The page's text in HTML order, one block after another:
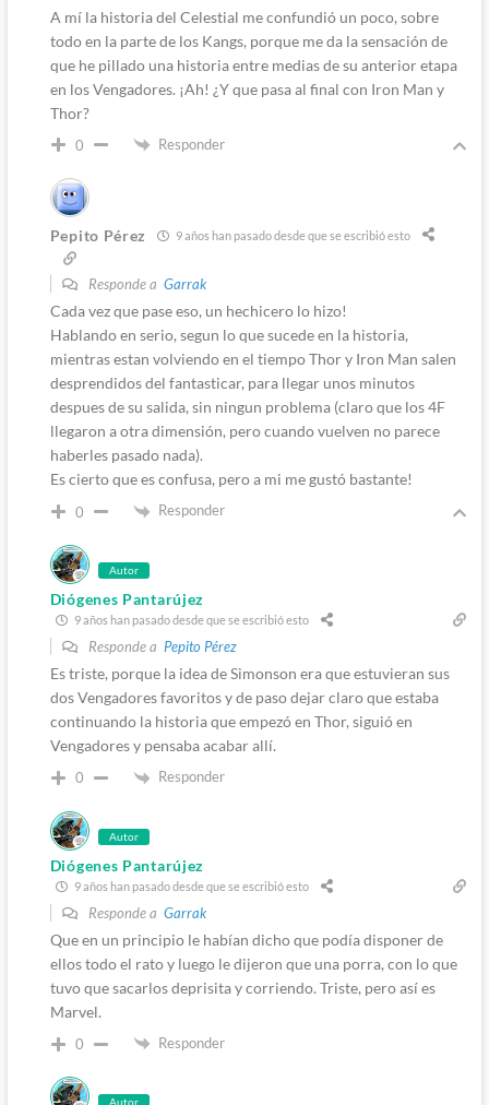
A mí la historia del Celestial me confundió un poco, sobre
todo en la parte de los Kangs, porque me da la sensación de
que he pillado una historia entre medias de su anterior etapa
en los Vengadores. ¡Ah! ¿Y que pasa al final con Iron Man y
Thor?
0 Responder
Pepito Pérez 9 años han pasado desde que se escribió esto
Responde a Garrak
Cada vez que pase eso, un hechicero lo hizo!
Hablando en serio, segun lo que sucede en la historia,
mientras estan volviendo en el tiempo Thor y Iron Man salen
desprendidos del fantasticar, para llegar unos minutos
despues de su salida, sin ningun problema (claro que los 4F
llegaron a otra dimensión, pero cuando vuelven no parece
haberles pasado nada).
Es cierto que es confusa, pero a mi me gustó bastante!
0 Responder
Autor
Diógenes Pantarújez
9 años han pasado desde que se escribió esto
Responde a Pepito Pérez
Es triste, porque la idea de Simonson era que estuvieran sus
dos Vengadores favoritos y de paso dejar claro que estaba
continuando la historia que empezó en Thor, siguió en
Vengadores y pensaba acabar allí.
0 Responder
Autor
Diógenes Pantarújez
9 años han pasado desde que se escribió esto
Responde a Garrak
Que en un principio le habían dicho que podía disponer de
ellos todo el rato y luego le dijeron que una porra, con lo que
tuvo que sacarlos deprisita y corriendo. Triste, pero así es
Marvel.
0 Responder
Autor